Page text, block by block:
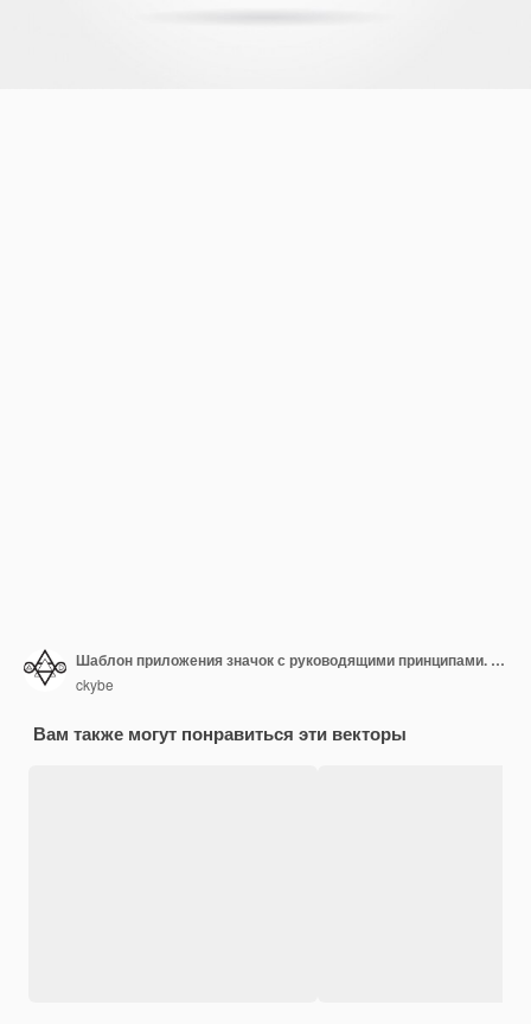
Шаблон приложения значок с руководящими принципами. Свежий цвет
ckybe
Вам также могут понравиться эти векторы